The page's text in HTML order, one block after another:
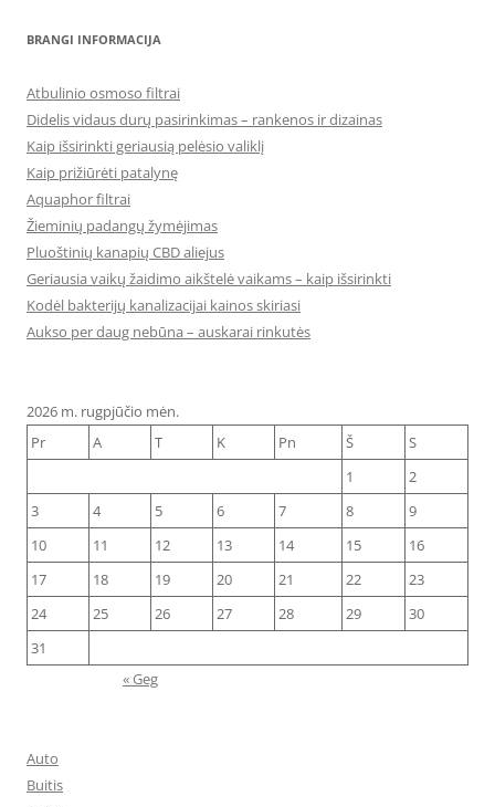
BRANGI INFORMACIJA
Atbulinio osmoso filtrai
Didelis vidaus durų pasirinkimas – rankenos ir dizainas
Kaip išsirinkti geriausią pelėsio valiklį
Kaip prižiūrėti patalynę
Aquaphor filtrai
Žieminių padangų žymėjimas
Pluoštinių kanapių CBD aliejus
Geriausia vaikų žaidimo aikštelė vaikams – kaip išsirinkti
Kodėl bakterijų kanalizacijai kainos skiriasi
Aukso per daug nebūna – auskarai rinkutės
2026 m. rugpjūčio mėn.
Pr
A T K Pn Š
S
1
2
3
4 5 6 7 8
9
10
11 12 13 14 15
16
17
18 19 20 21 22
23
24
25 26 27 28 29
30
31
« Geg
Auto
Buitis